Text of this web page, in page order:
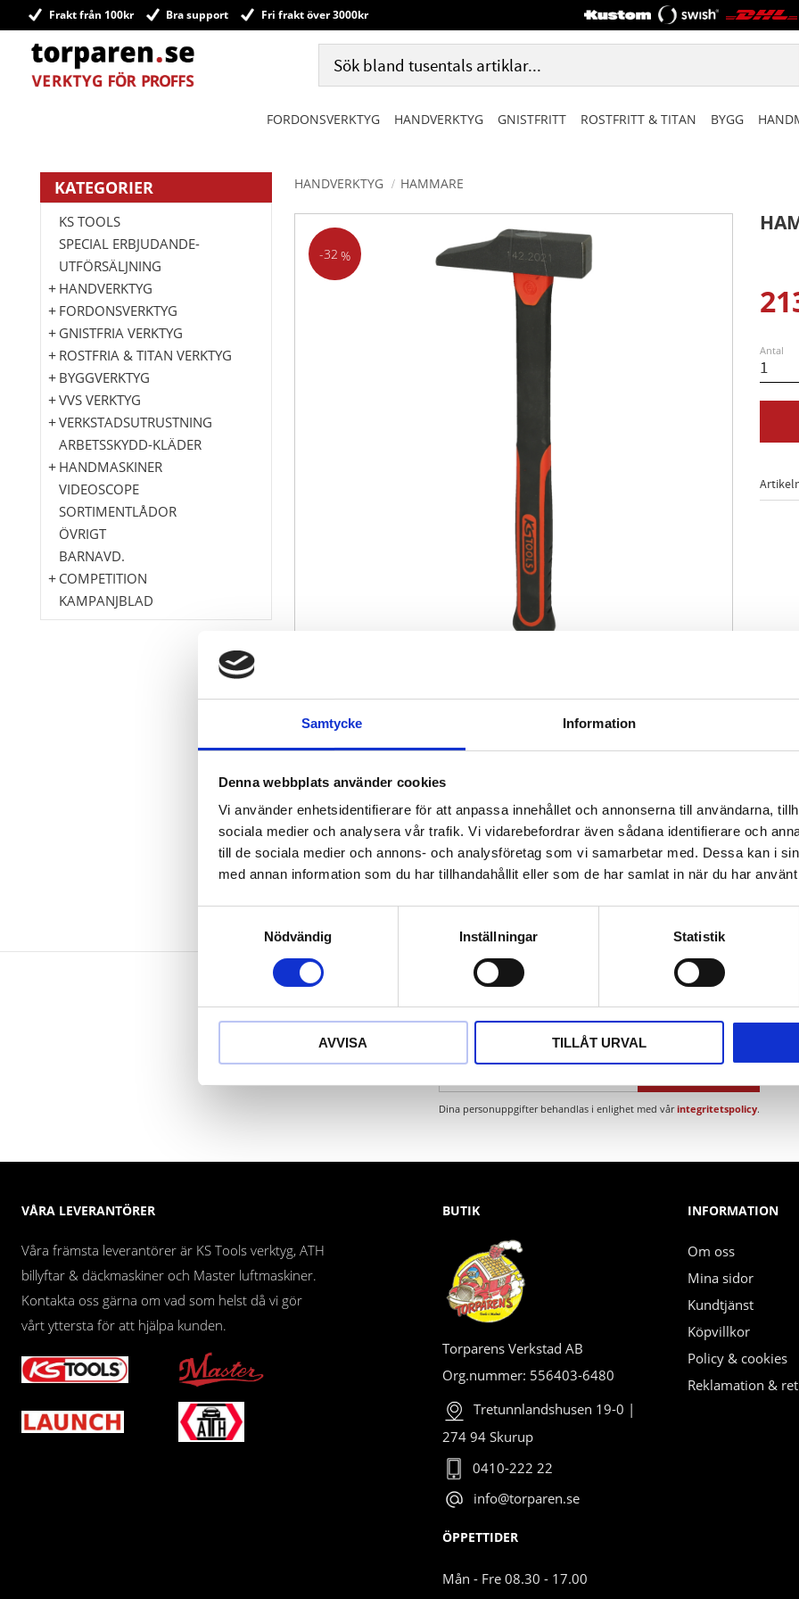
Samtycke Information
Denna webbplats använder cookies
Vi använder enhetsidentifierare för att anpassa innehållet och annonserna till användarna,
sociala medier och analysera vår trafik. Vi vidarebefordrar även sådana identifierare och
till de sociala medier och annons- och analysföretag som vi samarbetar med. Dessa kan i
med annan information som du har tillhandahållit eller som de har samlat in när du har
Nödvändig
Inställningar Statistik
AVVISA TILLÅT URVAL
Frakt från 100kr Bra support Fri frakt över 3000kr
FORDONSVERKTYG HANDVERKTYG GNISTFRITT ROSTFRITT & TITAN BYGG
HANDVERKTYG HAMMARE
32 %
Antal
Med fiberglashandtag
smitt utförande
avrundade kanter
Huvudskikt i brännlack med strukturpulver
Hammarhuvud i högklassigt specialstål
KATEGORIER
KS TOOLS
SPECIAL ERBJUDANDE-
UTFÖRSÄLJNING
HANDVERKTYG
FORDONSVERKTYG
GNISTFRIA VERKTYG
ROSTFRIA & TITAN VERKTYG
BYGGVERKTYG
VVS VERKTYG
VERKSTADSUTRUSTNING
ARBETSSKYDD-KLÄDER
HANDMASKINER
VIDEOSCOPE
SORTIMENTLÅDOR
ÖVRIGT
BARNAVD.
COMPETITION
KAMPANJBLAD
Nyhetsbrev
PRENUMERERA
Dina personuppgifter behandlas i enlighet med vårintegritetspolicy.
VÅRA LEVERANTÖRER
Våra främsta leverantörer är KS Tools verktyg, ATH
billyftar & däckmaskiner och Master luftmaskiner.
Kontakta oss gärna om vad som helst då vi gör
vårt yttersta för att hjälpa kunden.
BUTIK
Torparens Verkstad AB
Org.nummer: 556403-6480
Tretunnlandshusen 19-0 |
274 94 Skurup
0410-222 22
info@torparen.se
ÖPPETTIDER
Mån - Fre 08.30 - 17.00
INFORMATION
Om oss
Mina sidor
Kundtjänst
Köpvillkor
Policy & cookies
Reklamation &